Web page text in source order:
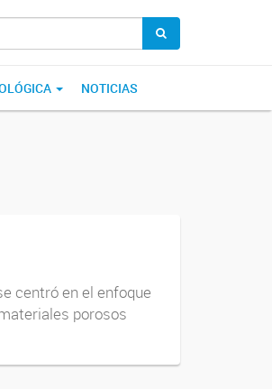
NOTICIAS
centró en el enfoque
porosos